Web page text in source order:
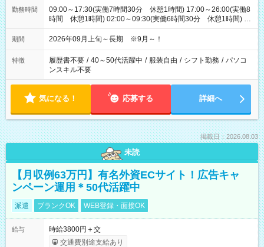
勤務時間
09:00～17:30(実働7時間30分 休憩1時間) 17:00～26:00(実働8
時間 休憩1時間) 02:00～09:30(実働6時間30分 休憩1時間) ※
日勤は就業時間1/夜勤は就業時間2.3を連続で行って頂きます
期間 2026年09月上旬～長期 ※9月～！
特徴 履歴書不要 / 40～50代活躍中 / 服装自由 / シフト勤務 / パソコ
ンスキル不要
気になる！ 応募する 詳細へ
掲載日：2026.08.03
未読
【月収例63万円】有名外資ECサイト！広告キャ
ンペーン運用＊50代活躍中
派遣 ブランクOK WEB登録・面接OK
給与
時給3800円＋交
交通費別途支給あり